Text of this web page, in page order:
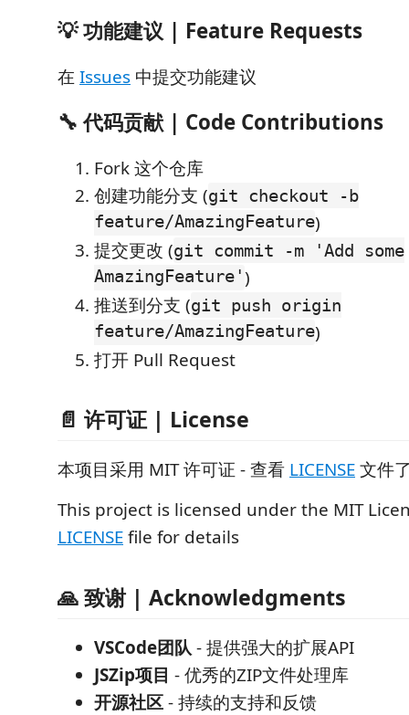
💡 功能建议 | Feature Requests
在 Issues 中提交功能建议
🔧 代码贡献 | Code Contributions
Fork 这个仓库
创建功能分支 (git checkout -b
feature/AmazingFeature)
提交更改 (git commit -m 'Add some
AmazingFeature')
推送到分支 (git push origin
feature/AmazingFeature)
打开 Pull Request
📄 许可证 | License
本项目采用 MIT 许可证 - 查看 LICENSE文件
This project is licensed under the MIT
LICENSEfile for details
🙏 致谢 | Acknowledgments
VSCode团队- 提供强大的扩展API
JSZip项目 - 优秀的ZIP文件处理库
开源社区- 持续的支持和反馈